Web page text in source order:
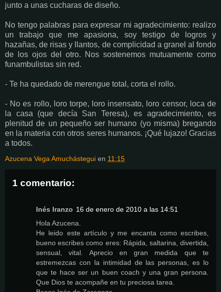
junto a unas cucharas de diseño.
No tengo palabras para expresar mi agradecimiento: realizo
un trabajo que me apasiona, soy testigo de logros y
hazañas, de risas y llantos, de complicidad a granel al fondo
de los ojos del otro. Nos sostenemos mutuamente como
funambulistas sin red.
- Te ha quedado de merengue total, corta el rollo.
- No es rollo, loro torpe, loro insensato, loro censor, loca de
la casa (que decía San Teresa), es agradecimiento, es
plenitud de un pequeño ser humano (yo misma) bregando
en la materia con otros seres humanos. ¡Qué lujazo! Gracias
a todos.
Azucena Vega Amuchástegui en 11:15
1 comentario:
Inés Iranzo 16 de enero de 2010 a las 14:51
Hola Azucena.
He leido este artículo y me encanta como escribes,
bueno escribes como eres: Rápida, saltarina, divertida,
sensual, vital. Aprecio en gran medida que te
estremezcas con la intimidad de las personas, es lo
que te hace ser un buen coach y una gran persona.
Que Dios te acompañe en tu preciosa tarea.